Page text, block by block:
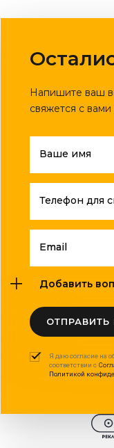
Напишите ваш
свяжется с
Ваше имя
Телефон для
Email
Добавить
Я даю согласие на
соответствии с
Политикой